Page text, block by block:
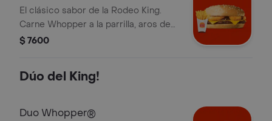
El clásico sabor de la Rodeo King.
Carne Whopper a la parrilla, aros de
cebolla empanizados, queso y salsa
$ 7600
Dúo del King!
Duo Whopper®